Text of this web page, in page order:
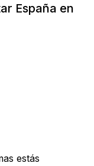
España en
estás